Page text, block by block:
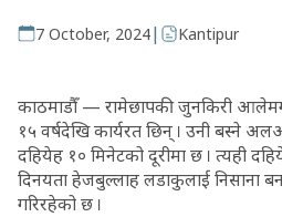
7 October, 2024| Kantipur
काठमाडौँ — रामेछापकी जुनकिरी
१५ वर्षदेखि कार्यरत छिन् । उनी बस्ने
दहियेह १० मिनेटको दूरीमा छ । त्यही
दिनयता हेजबुल्लाह लडाकुलाई निसाना
गरिरहेको छ ।